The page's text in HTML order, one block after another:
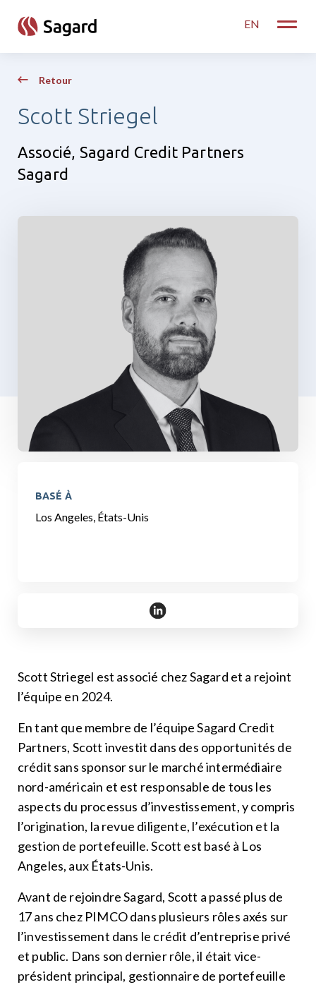
EN
Toggle
Retour
Scott Striegel
Associé, Sagard Credit Partners
Sagard
BASÉ À
Los Angeles, États-Unis
https://www.linkedin.com/in/
Scott Striegel est associé chez Sagard et a rejoint
l’équipe en 2024.
En tant que membre de l’équipe Sagard Credit
Partners, Scott investit dans des opportunités de
crédit sans sponsor sur le marché intermédiaire
nord-américain et est responsable de tous les
aspects du processus d’investissement, y compris
l’origination, la revue diligente, l’exécution et la
gestion de portefeuille. Scott est basé à Los
Angeles, aux États-Unis.
Avant de rejoindre Sagard, Scott a passé plus de
17 ans chez PIMCO dans plusieurs rôles axés sur
l’investissement dans le crédit d’entreprise privé
et public. Dans son dernier rôle, il était vice-
président principal, gestionnaire de portefeuille